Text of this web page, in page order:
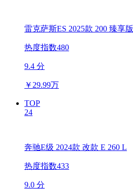
雷克萨斯ES 2025款 200 臻享版
热度指数480
9.4 分
￥ 29.99万
TOP
24
奔驰E级 2024款 改款 E 260 L
热度指数433
9.0 分